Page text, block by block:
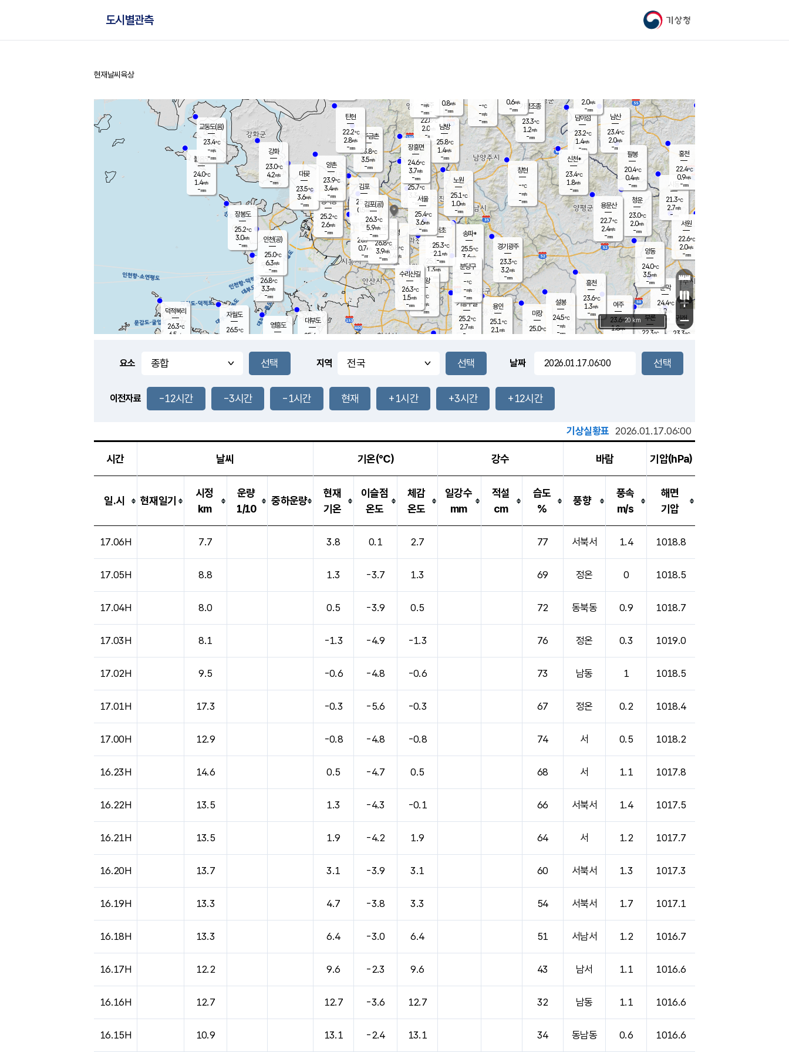
기상청
도시별관측
홈
현재날씨 육상
풍도
2.9m/s
문막
24.4℃
3.0m/s
mm
남이섬
23.2℃
1.4m/s
-mm
무의도
26.8℃
3.3m/s
-mm
영흥도
볼음도
24.0℃
1.4m/s
-mm
자월도
26.5℃
양주
22.8℃
2.0
-mm
부론
22.3℃
과천
25.1℃
1.3m/s
- mm
남산
23.4℃
2.0m/s
-mm
장봉도
25.2℃
3.0m/s
-mm
-mm
청운
23.0℃
2.0m/s
-mm
팔봉
20.4℃
0.4m/s
-mm
-mm
용인
25.1℃
2.1 m/s
여주
23.6℃
1.8m/s
양동
24.0℃
3.5m/s
-mm
경기광주
23.3℃
3.2m/s
-mm
장호원
2.0m/s
-mm
25.1
℃
대부도
25.4
-
경서동
25.2℃
2.6m/s
-mm
파주금촌
23.8℃
3.5m/s
-mm
가평조종
23.3℃
1.2m/s
-mm
-℃
-m/s
-mm
대곶
23.5℃
3.6m/s
-mm
신천*
23.4℃
1.8m/s
-mm
창현
-℃
-m/s
-mm
탄현
22.2℃
2.8m/s
-mm
0.6m/s
-mm
25.4℃
0.9m/s
-mm
흥천
23.6℃
1.3m/s
-mm
마장
25.0℃
의왕
- ℃
-m/s
-mm
김포
25.4℃
0.5 m/s
mm
설봉
24.5℃
-m/s
-mm
광명
26.8 ℃
2.4 m/s
-mm
부천
26.7℃
0.7m/s
-mm
-mm
양촌
23.9℃
3.4m/s
-mm
구로
26.8℃
3.9m/s
-mm
은평
25.7℃
3.3 m/s
- mm
노원
25.1℃
1.0m/s
-mm
송파*
25.5℃
3.6m/s
-mm
서초
25.3℃
2.1 m/s
-mm
남방
25.8℃
1.4m/s
-mm
기흥구갈
25.2℃
2.7m/s
-
수리산길
26.3℃
1.5m/s
-mm
분당구
-℃
-m/s
-mm
장흥면
24.6℃
3.7m/s
-mm
-m/s
-mm
시동
21.3℃
2.7m/s
- mm
귀래
23.3℃
서원
22.6℃
2.0m/s
-mm
용문산
22.7℃
2.4m/s
-mm
덕적북리
26.3℃
6.5 m/s
홍천
22.4℃
0.9m/s
-mm
강화
23.0℃
4.2m/s
-mm
인천(공)
25.0℃
6.3m/s
-mm
김포(공)
26.3℃
5.9m/s
-mm
서울
25.4℃
3.6m/s
-mm
0.8m/s
-mm
교동도(음)
23.4℃
-m/s
-mm
+
−
20 km
요소 지역 날짜
이전자료 -12시간 -3시간 -1시간 현재 +1시간 +3시간 +12시간
기상실황표 2026.01.17.06:00
시간 날씨 기온(℃) 강수 바람 기압(hPa)
일.시 현재일기
시정
km
운량
1/10
중하운량
현재
기온
이슬점
온도
체감
온도
일강수
mm
적설
cm
습도
%
풍향
풍속
m/s
해면
기압
17.06H 7.7 3.8 0.1 2.7 77 서북서 1.4 1018.8
17.05H 8.8 1.3 -3.7 1.3 69 정온 0 1018.5
17.04H 8.0 0.5 -3.9 0.5 72 동북동 0.9 1018.7
17.03H 8.1 -1.3 -4.9 -1.3 76 정온 0.3 1019.0
17.02H 9.5 -0.6 -4.8 -0.6 73 남동 1 1018.5
17.01H 17.3 -0.3 -5.6 -0.3 67 정온 0.2 1018.4
17.00H 12.9 -0.8 -4.8 -0.8 74 서 0.5 1018.2
16.23H 14.6 0.5 -4.7 0.5 68 서 1.1 1017.8
16.22H 13.5 1.3 -4.3 -0.1 66 서북서 1.4 1017.5
16.21H 13.5 1.9 -4.2 1.9 64 서 1.2 1017.7
16.20H 13.7 3.1 -3.9 3.1 60 서북서 1.3 1017.3
16.19H 13.3 4.7 -3.8 3.3 54 서북서 1.7 1017.1
16.18H 13.3 6.4 -3.0 6.4 51 서남서 1.2 1016.7
16.17H 12.2 9.6 -2.3 9.6 43 남서 1.1 1016.6
16.16H 12.7 12.7 -3.6 12.7 32 남동 1.1 1016.6
16.15H 10.9 13.1 -2.4 13.1 34 동남동 0.6 1016.6